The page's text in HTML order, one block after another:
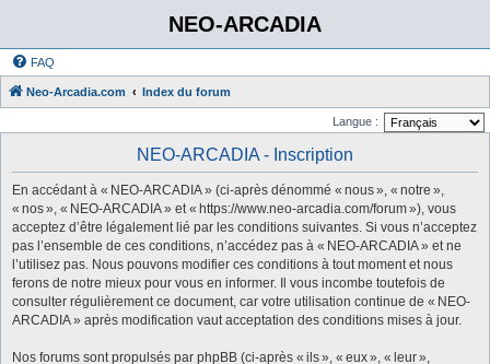
NEO-ARCADIA
FAQ
Neo-Arcadia.com Index du forum
Langue :
NEO-ARCADIA - Inscription
En accédant à « NEO-ARCADIA » (ci-après dénommé « nous », « notre »,
« nos », « NEO-ARCADIA » et « https://www.neo-arcadia.com/forum »), vous
acceptez d’être légalement lié par les conditions suivantes. Si vous n’acceptez
pas l’ensemble de ces conditions, n’accédez pas à « NEO-ARCADIA » et ne
l’utilisez pas. Nous pouvons modifier ces conditions à tout moment et nous
ferons de notre mieux pour vous en informer. Il vous incombe toutefois de
consulter régulièrement ce document, car votre utilisation continue de « NEO-
ARCADIA » après modification vaut acceptation des conditions mises à jour.
Nos forums sont propulsés par phpBB (ci-après « ils », « eux », « leur »,